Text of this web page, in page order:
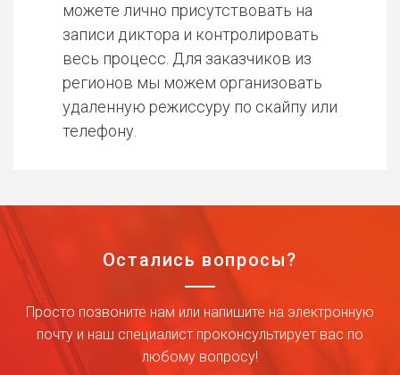
можете лично присутствовать на
записи диктора и контролировать
весь процесс. Для заказчиков из
регионов мы можем организовать
удаленную режиссуру по скайпу или
телефону.
Остались вопросы?
Просто позвоните нам или напишите на электронную
почту и наш специалист проконсультирует вас по
любому вопросу!